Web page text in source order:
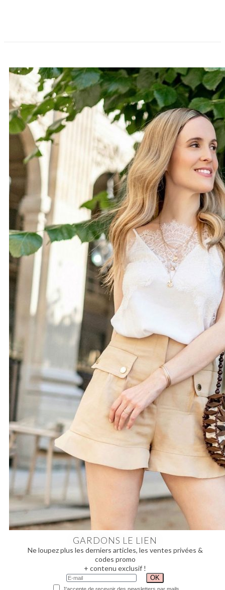
GARDONS LE LIEN
Ne loupez plus les derniers articles, les ventes privées &
codes promo
+ contenu exclusif !